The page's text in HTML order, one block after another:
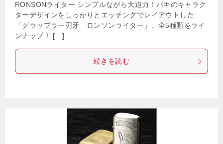
RONSONライター シンプルながら大迫力！バキのキャラク
ターデザインをしっかりとエッチングでレイアウトした
「グラップラー刃牙 ロンソンライター」、全5種類をライ
ンナップ！ […]
続きを読む